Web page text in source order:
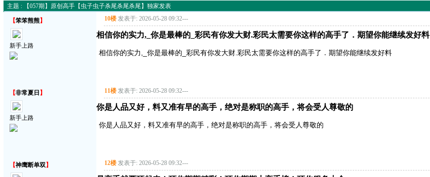
主题 : 【057期】原创高手【虫子虫子杀尾杀尾杀尾】独家发表
【笨笨熊熊】
新手上路
10楼 发表于: 2026-05-28 09:32---
相信你的实力,_你是最棒的_彩民有你发大财.彩民太需要你这样的高手了．期望你能继续发好料
相信你的实力,_你是最棒的_彩民有你发大财.彩民太需要你这样的高手了．期望你能继续发好料
【非常夏日 】
新手上路
11楼 发表于: 2026-05-28 09:32---
你是人品又好，料又准有早的高手，绝对是称职的高手，将会受人尊敬的
你是人品又好，料又准有早的高手，绝对是称职的高手，将会受人尊敬的
【神鹰断单双】 12楼 发表于: 2026-05-28 09:32---